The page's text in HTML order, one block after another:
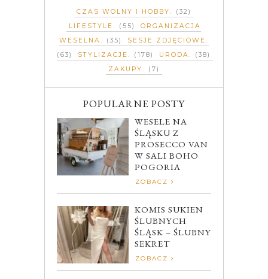
CZAS WOLNY I HOBBY
(32)
LIFESTYLE
(55)
ORGANIZACJA
WESELNA
(35)
SESJE ZDJĘCIOWE
(63)
STYLIZACJE (178) URODA
(38)
ZAKUPY
(7)
POPULARNE POSTY
WESELE NA
ŚLĄSKU Z
PROSECCO VAN
W SALI BOHO
POGORIA
ZOBACZ
KOMIS SUKIEN
ŚLUBNYCH
ŚLĄSK – ŚLUBNY
SEKRET
ZOBACZ